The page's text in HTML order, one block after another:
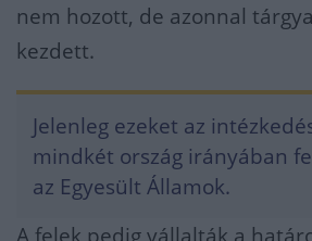
nem hozott, de azonnal
kezdett.
Jelenleg ezeket az
mindkét ország irányában
az Egyesült Államok.